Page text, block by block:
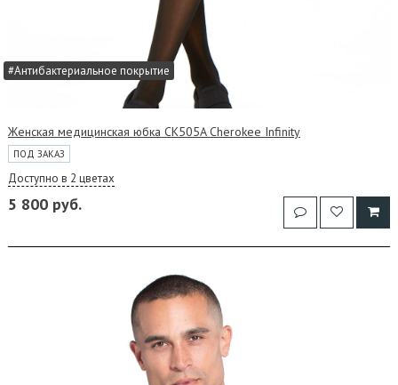
#Антибактериальное покрытие
Женская медицинская юбка CK505A Cherokee Infinity
ПОД ЗАКАЗ
Доступно в 2 цветах
5 800 руб.